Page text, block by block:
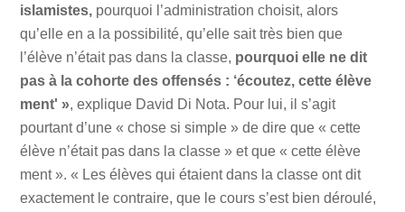
islamistes, pourquoi l’administration choisit, alors
qu’elle en a la possibilité, qu’elle sait très bien que
l’élève n’était pas dans la classe, pourquoi elle ne dit
pas à la cohorte des offensés : ‘écoutez, cette élève
ment' », explique David Di Nota. Pour lui, il s’agit
pourtant d’une « chose si simple » de dire que « cette
élève n’était pas dans la classe » et que « cette élève
ment ». « Les élèves qui étaient dans la classe ont dit
exactement le contraire, que le cours s’est bien déroulé,